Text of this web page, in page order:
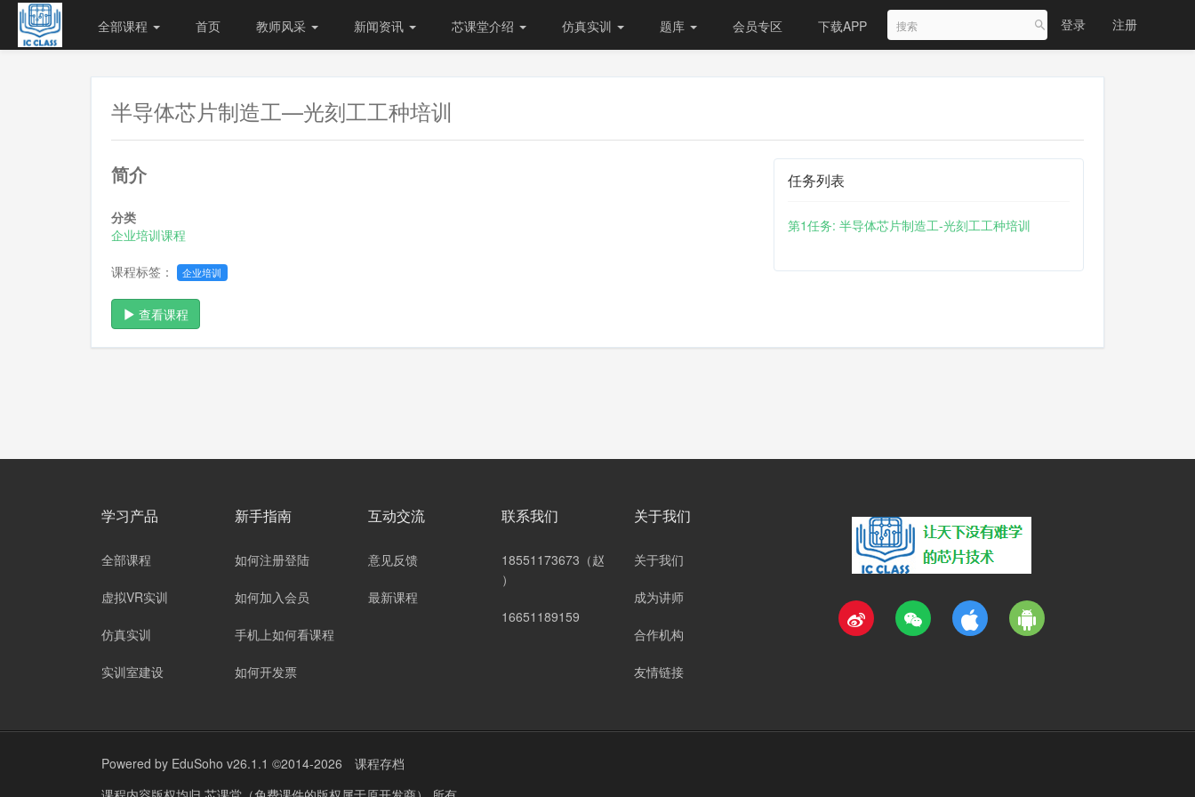
全部课程 首页 教师风采 新闻资讯 芯课堂介绍 仿真实训 题库 会员专区 下载APP 登录 注册
半导体芯片制造工—光刻工工种培训
简介
分类
企业培训课程
课程标签： 企业培训
查看课程
任务列表
第1任务: 半导体芯片制造工-光刻工工种培训
学习产品
全部课程
虚拟VR实训
仿真实训
实训室建设
新手指南
如何注册登陆
如何加入会员
手机上如何看课程
如何开发票
互动交流
意见反馈
最新课程
联系我们
18551173673（赵
）
16651189159
关于我们
关于我们
成为讲师
合作机构
友情链接
Powered by EduSoho v26.1.1 ©2014-2026
课程存档